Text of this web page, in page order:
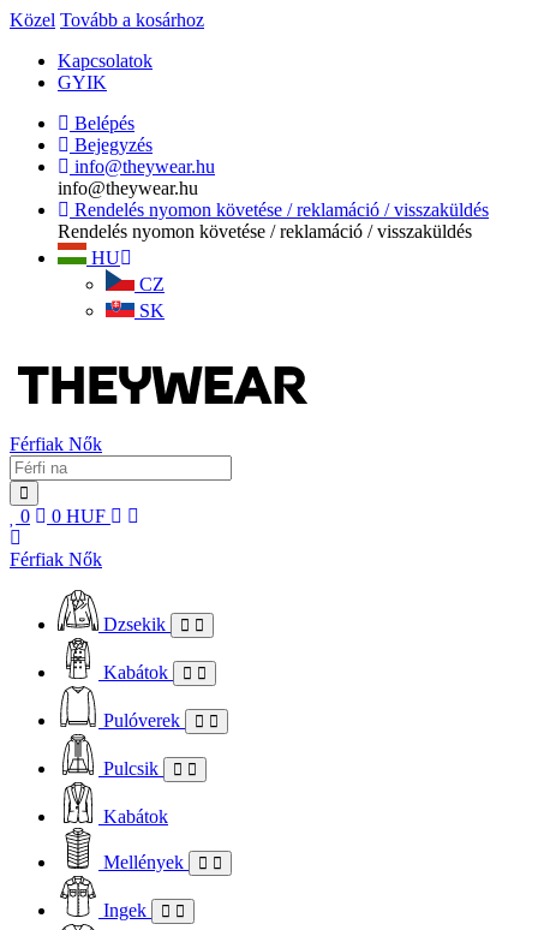
Közel Tovább a kosárhoz
Kapcsolatok
GYIK
Belépés
Bejegyzés
info@theywear.hu
info@theywear.hu
Rendelés nyomon követése / reklamáció / visszaküldés
Rendelés nyomon követése / reklamáció / visszaküldés
HU
CZ
SK
Férfiak Nők
0 0 HUF
Férfiak Nők
Dzsekik
Kabátok
Pulóverek
Pulcsik
Kabátok
Mellények
Ingek